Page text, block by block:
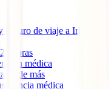
de viaje a Irlanda
horas
médica
de más
médica